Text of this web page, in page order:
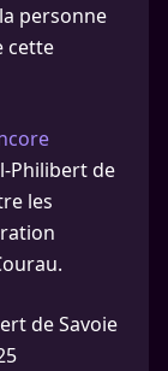
personne
cette
Philibert de
les
de Savoie